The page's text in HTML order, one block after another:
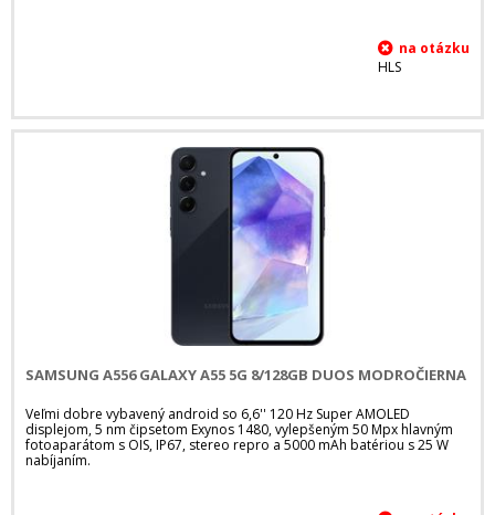
HLS
SAMSUNG A556 GALAXY A55 5G 8/128GB DUOS MODROČIERNA
Veľmi dobre vybavený android so 6,6'' 120 Hz Super AMOLED
displejom, 5 nm čipsetom Exynos 1480, vylepšeným 50 Mpx hlavným
fotoaparátom s OIS, IP67, stereo repro a 5000 mAh batériou s 25 W
nabíjaním.